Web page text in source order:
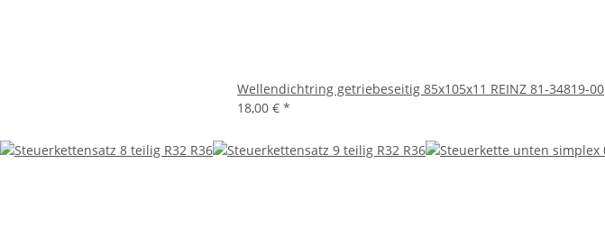
Wellendichtring getriebeseitig 85x105x11 REINZ 81-34819-00
18,00 € *